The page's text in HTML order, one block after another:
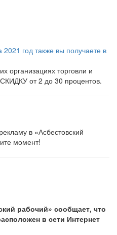
год также вы получаете в
организациях торговли и
от 2 до 30 процентов.
в «Асбестовский
момент!
рабочий» сообщает, что
в сети Интернет